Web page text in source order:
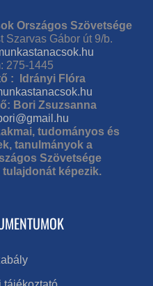
Országos Szövetsége
Szarvas Gábor út 9/b.
275-1445
: Idrányi Flóra
Bori Zsuzsanna
tudományos és
tanulmányok a
Szövetsége
képezik.